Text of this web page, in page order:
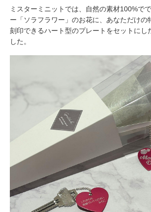
印鑑・はんこの作製 ダビング
包丁研ぎ
オンライン修理見積もりサービス（配送修理
よくあるご質問
お問い合わせ
採用情報
CLOSE
ミスターミニットでは、自然の素材100%で
ー「ソラフラワー」のお花に、あなただけの
刻印できるハート型のプレートをセットにし
した。